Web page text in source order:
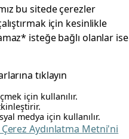
Kart
pinterestyoutubelinkedin
bu sitede çerezler
için kesinlikle
isteğe bağlı olanlar ise
tıklayın
için kullanılır.
medya için kullanılır.
Aydınlatma Metni'ni